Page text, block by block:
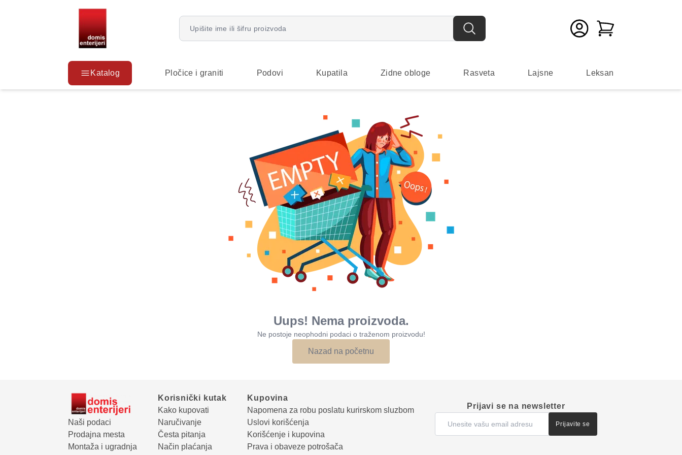
Katalog Pločice i graniti Podovi Kupatila Zidne obloge Rasveta Lajsne Leksan
Uups! Nema proizvoda.
Ne postoje neophodni podaci o traženom proizvodu!
Nazad na početnu
Naši podaci
Prodajna mesta
Montaža i ugradnja
Korisnički kutak
Kako kupovati
Naručivanje
Česta pitanja
Način plaćanja
Kupovina
Napomena za robu poslatu kurirskom sluzbom
Uslovi korišćenja
Korišćenje i kupovina
Prava i obaveze potrošača
Prijavi se na newsletter
Prijavite se